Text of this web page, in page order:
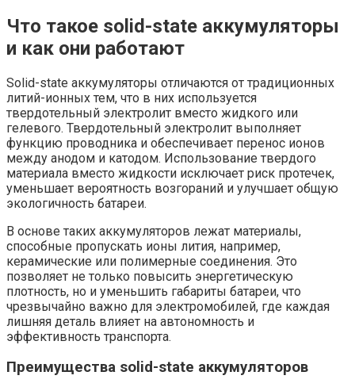
Что такое solid-state аккумуляторы
и как они работают
Solid-state аккумуляторы отличаются от традиционных
литий-ионных тем, что в них используется
твердотельный электролит вместо жидкого или
гелевого. Твердотельный электролит выполняет
функцию проводника и обеспечивает перенос ионов
между анодом и катодом. Использование твердого
материала вместо жидкости исключает риск протечек,
уменьшает вероятность возгораний и улучшает общую
экологичность батареи.
В основе таких аккумуляторов лежат материалы,
способные пропускать ионы лития, например,
керамические или полимерные соединения. Это
позволяет не только повысить энергетическую
плотность, но и уменьшить габариты батареи, что
чрезвычайно важно для электромобилей, где каждая
лишняя деталь влияет на автономность и
эффективность транспорта.
Преимущества solid-state аккумуляторов